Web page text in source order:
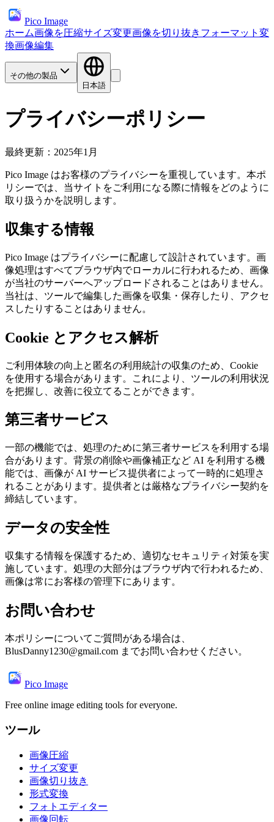
Pico Image
ホーム画像を圧縮サイズ変更画像を切り抜き フォーマット変
換画像編集
その他の製品
日本語
プライバシーポリシー
最終更新：2025年1月
Pico Image はお客様のプライバシーを重視しています。本ポ
リシーでは、当サイトをご利用になる際に情報をどのように
取り扱うかを説明します。
収集する情報
Pico Image はプライバシーに配慮して設計されています。画
像処理はすべてブラウザ内でローカルに行われるため、画像
が当社のサーバーへアップロードされることはありません。
当社は、ツールで編集した画像を収集・保存したり、アクセ
スしたりすることはありません。
Cookie とアクセス解析
ご利用体験の向上と匿名の利用統計の収集のため、Cookie
を使用する場合があります。これにより、ツールの利用状況
を把握し、改善に役立てることができます。
第三者サービス
一部の機能では、処理のために第三者サービスを利用する場
合があります。背景の削除や画像補正など AI を利用する機
能では、画像が AI サービス提供者によって一時的に処理さ
れることがあります。提供者とは厳格なプライバシー契約を
締結しています。
データの安全性
収集する情報を保護するため、適切なセキュリティ対策を実
施しています。処理の大部分はブラウザ内で行われるため、
画像は常にお客様の管理下にあります。
お問い合わせ
本ポリシーについてご質問がある場合は、
BlusDanny1230@gmail.com までお問い合わせください。
Pico Image
Free online image editing tools for everyone.
ツール
画像圧縮
サイズ変更
画像切り抜き
形式変換
フォトエディター
画像回転